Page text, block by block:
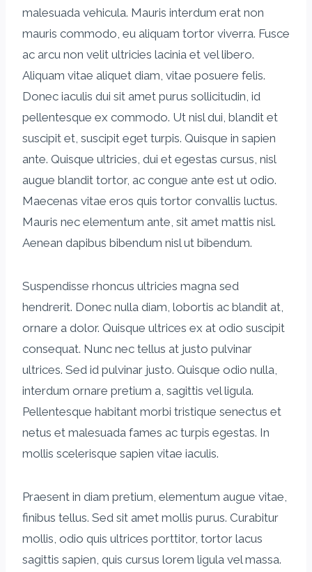
malesuada vehicula. Mauris interdum erat non
mauris commodo, eu aliquam tortor viverra. Fusce
ac arcu non velit ultricies lacinia et vel libero.
Aliquam vitae aliquet diam, vitae posuere felis.
Donec iaculis dui sit amet purus sollicitudin, id
pellentesque ex commodo. Ut nisl dui, blandit et
suscipit et, suscipit eget turpis. Quisque in sapien
ante. Quisque ultricies, dui et egestas cursus, nisl
augue blandit tortor, ac congue ante est ut odio.
Maecenas vitae eros quis tortor convallis luctus.
Mauris nec elementum ante, sit amet mattis nisl.
Aenean dapibus bibendum nisl ut bibendum.
Suspendisse rhoncus ultricies magna sed
hendrerit. Donec nulla diam, lobortis ac blandit at,
ornare a dolor. Quisque ultrices ex at odio suscipit
consequat. Nunc nec tellus at justo pulvinar
ultrices. Sed id pulvinar justo. Quisque odio nulla,
interdum ornare pretium a, sagittis vel ligula.
Pellentesque habitant morbi tristique senectus et
netus et malesuada fames ac turpis egestas. In
mollis scelerisque sapien vitae iaculis.
Praesent in diam pretium, elementum augue vitae,
finibus tellus. Sed sit amet mollis purus. Curabitur
mollis, odio quis ultrices porttitor, tortor lacus
sagittis sapien, quis cursus lorem ligula vel massa.